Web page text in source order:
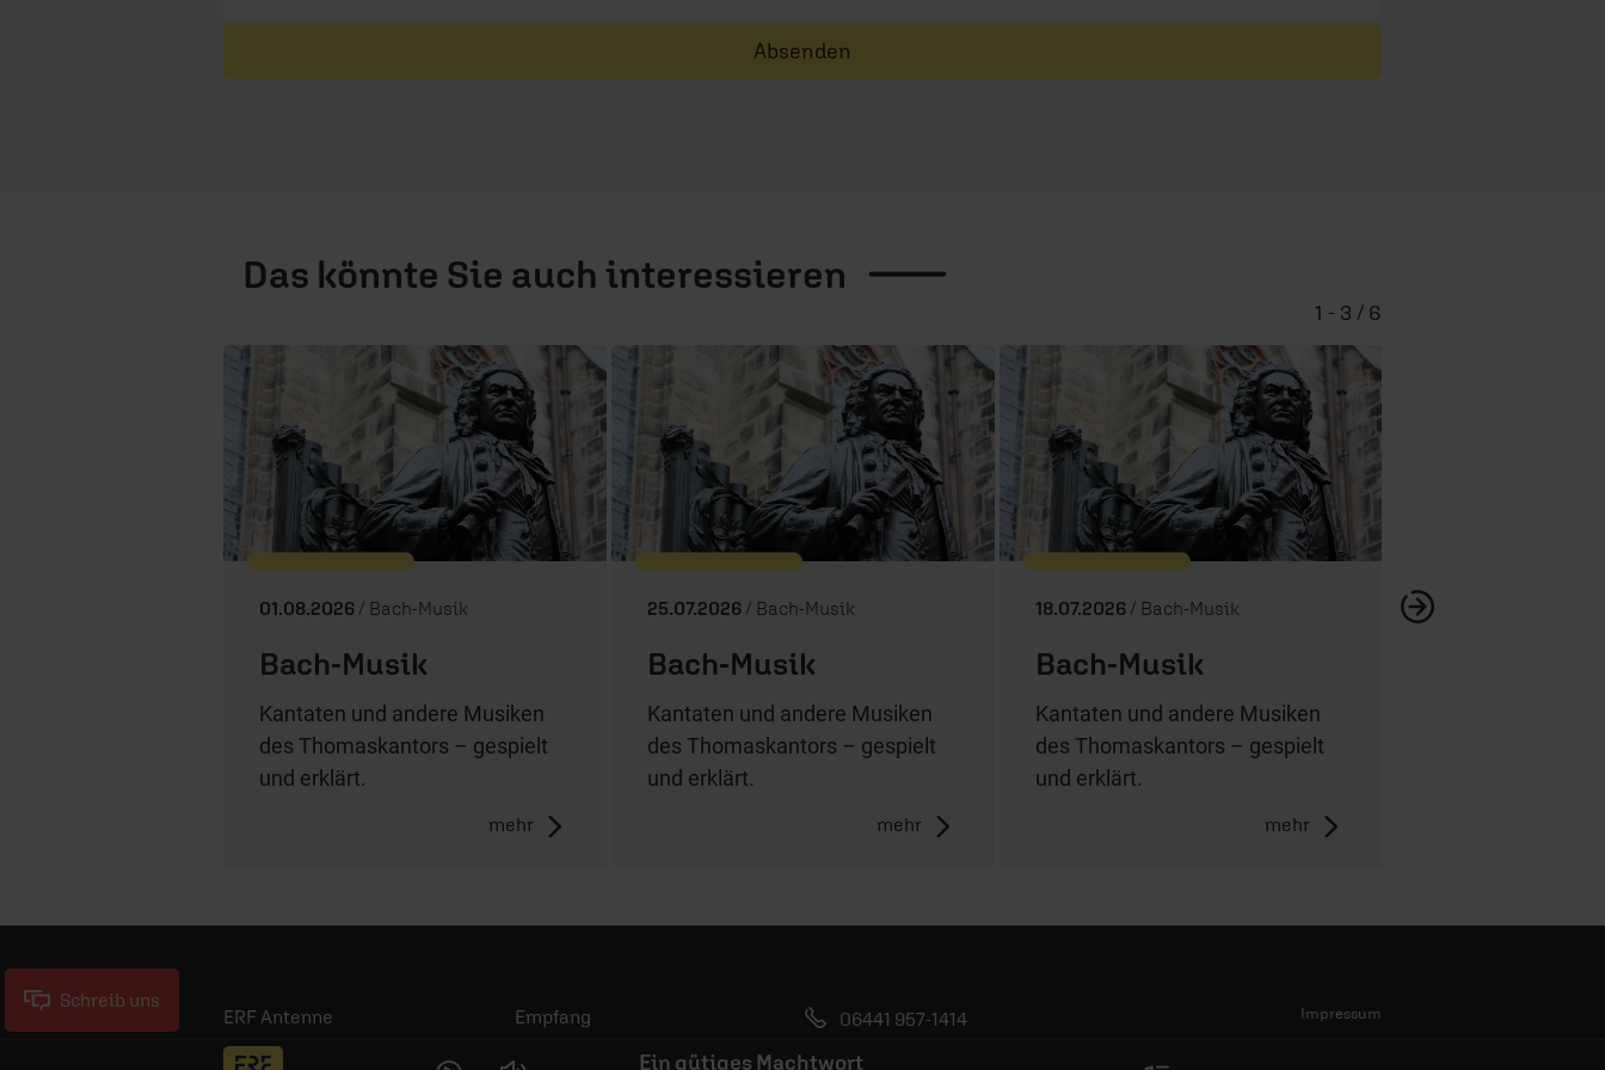
Absenden
Das könnte Sie auch interessieren
01.08.2026 / Bach-Musik
Bach-Musik
Kantaten und andere Musiken
des Thomaskantors – gespielt
und erklärt.
mehr
25.07.2026 / Bach-Musik
Bach-Musik
Kantaten und andere Musiken
des Thomaskantors – gespielt
und erklärt.
mehr
18.07.2026 / Bach-Musik
Bach-Musik
Kantaten und andere Musiken
des Thomaskantors – gespielt
und erklärt.
mehr
1 - 3 / 6
ERF Antenne
ERF Community
Empfang
Jobs
06441 957-1414
Kontakt
Impressum
Ein gütiges Machtwort
Schreib uns